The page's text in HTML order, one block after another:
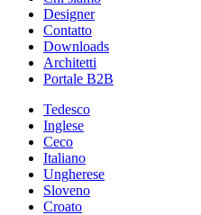
Designer
Contatto
Downloads
Architetti
Portale B2B
Tedesco
Inglese
Ceco
Italiano
Ungherese
Sloveno
Croato